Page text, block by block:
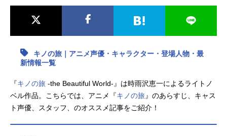
最新記事一覧
アニメ記事一覧 声優記事一覧
アニメ映画一覧 実写化映画一覧
今期アニメ曜日別一覧
キノの旅｜アニメ声優・キャラクター・登場人物・最
新情報一覧
『キノの旅 -the Beautiful World-』は時雨沢恵一によるライトノ
ベル作品。こちらでは、アニメ『キノの旅 』のあらすじ、キャス
ト声優、スタッフ、のオススメ記事をご紹介！